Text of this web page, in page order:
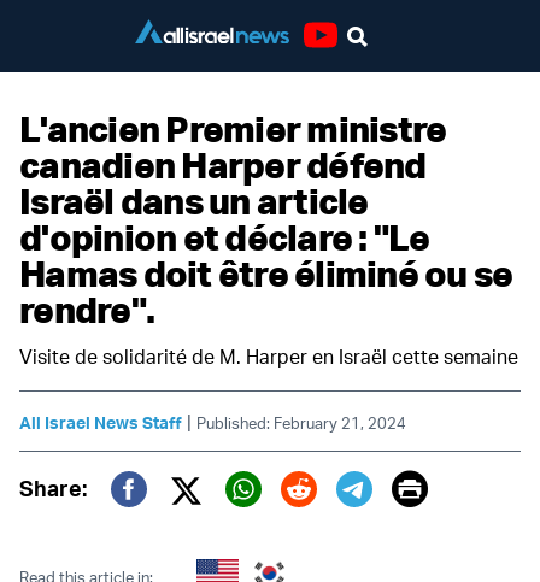
L'ancien Premier ministre
canadien Harper défend
Israël dans un article
d'opinion et déclare : "Le
Hamas doit être éliminé ou se
rendre".
Visite de solidarité de M. Harper en Israël cette semaine
All Israel News Staff | Published: February 21, 2024
Share:
Twitter (X)
Print
Read this article in: